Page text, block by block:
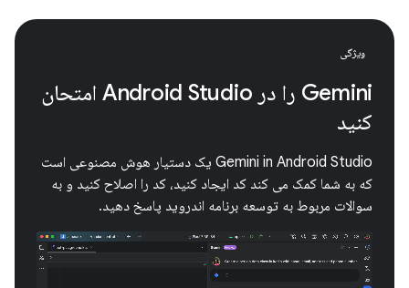
ویژگی
Gemini را در Android Studio امتحان
کنید
Gemini in Android Studio یک دستیار هوش مصنوعی است
که به شما کمک می کند کد ایجاد کنید، کد را اصلاح کنید و به
سوالات مربوط به توسعه برنامه اندروید پاسخ دهید.